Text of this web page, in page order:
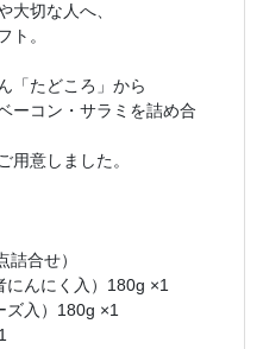
大切な人へ、
ト。
「たどころ」から
ーコン・サラミを詰め合
用意しました。
合せ）
にんにく入）180g ×1
ズ入）180g ×1